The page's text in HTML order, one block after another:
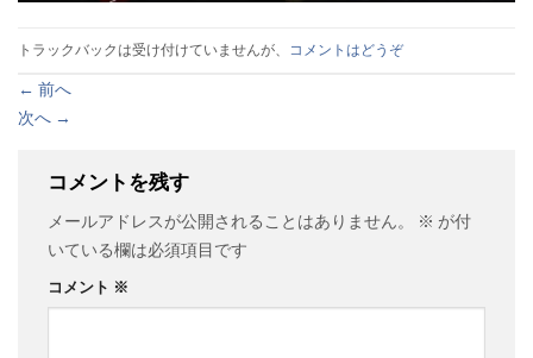
トラックバックは受け付けていませんが、 コメントはどうぞ
← 前へ
次へ →
コメントを残す
メールアドレスが公開されることはありません。 ※ が付
いている欄は必須項目です
コメント ※